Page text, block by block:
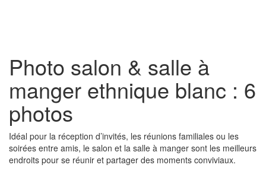
Photo salon & salle à
manger ethnique blanc : 6
photos
Idéal pour la réception d’invités, les réunions familiales ou les
soirées entre amis, le salon et la salle à manger sont les meilleurs
endroits pour se réunir et partager des moments conviviaux.